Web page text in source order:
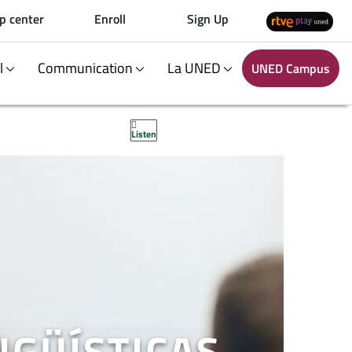
center Enroll Sign Up
Communication La UNED UNED Campus
Listen